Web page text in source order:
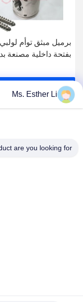
برميل مبثق توأم
بفتحة داخلية مصنعة
احصل على
Ms. Esther Li
are you looking for?